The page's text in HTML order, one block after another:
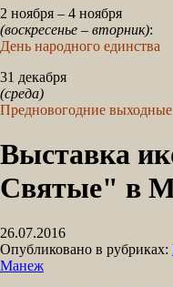
2 ноября – 4 ноября
(воскресенье – вторник):
День народного единства
31 декабря
(среда)
Предновогодние выходные
Выставка
Святые" в
26.07.2016
Опубликовано в рубриках:
Манеж